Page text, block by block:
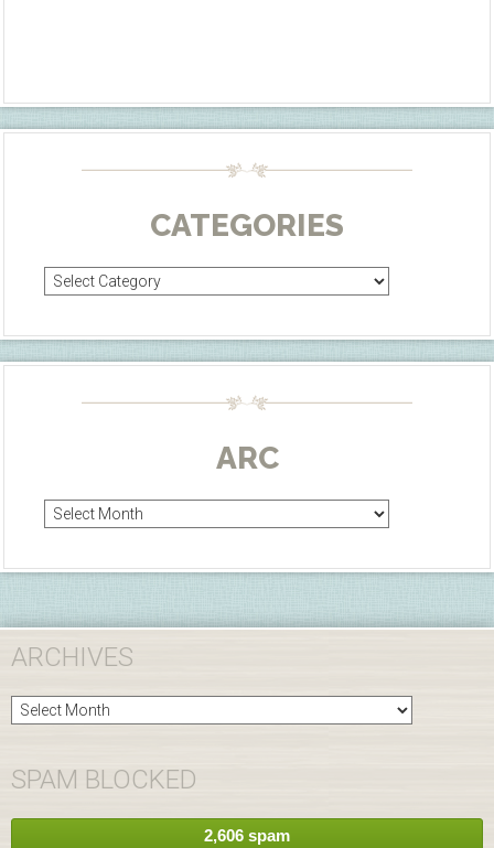
CATEGORIES
Categories
ARC
Arc
ARCHIVES
Archives
SPAM BLOCKED
2,606 spam